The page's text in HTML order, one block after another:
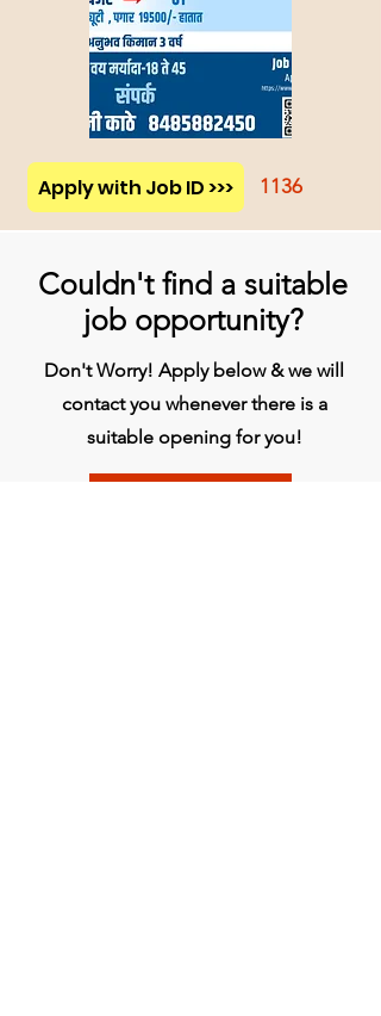
Apply with Job ID >>> 1136
Couldn't find a suitable
job opportunity?
Don't Worry! Apply below & we will
contact you whenever there is a
suitable opening for you!